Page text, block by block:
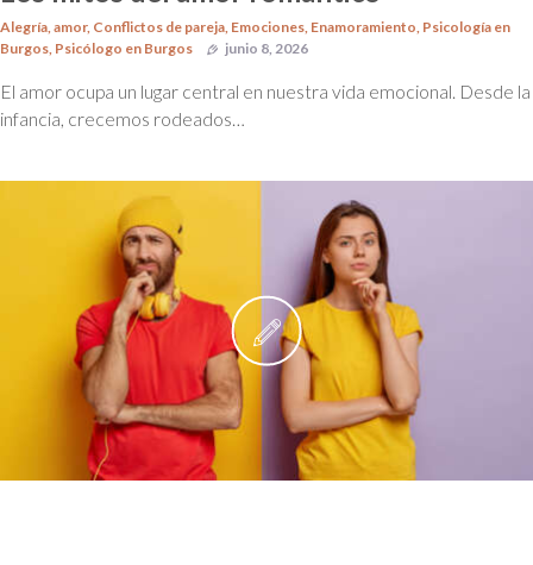
Alegría amor, Conflictos de pareja Emociones Enamoramiento Psicología en
Burgos Psicólogo en Burgos junio 8, 2026
El amor ocupa un lugar central en nuestra vida emocional. Desde la
infancia, crecemos rodeados…